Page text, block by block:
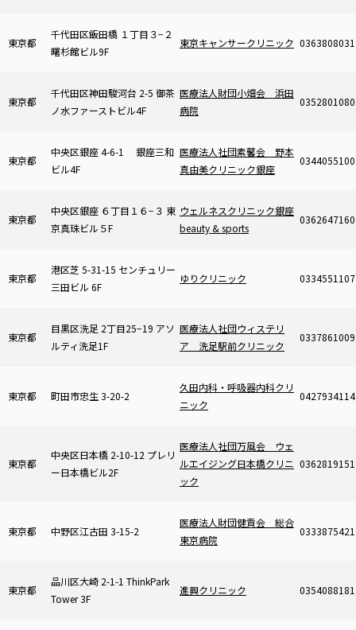
東京都
千代田区飯田橋 １丁目３−２
曙杉館ビル9F
東京キャンサークリニック 0363808031
東京都
千代田区神田駿河台 2-5 御茶
ノ水ファーストビル4F
医療法人財団小畑会 浜田
病院
0352801080
東京都
中央区銀座 4-6-1 銀座三和
ビル4F
医療法人社団素馨会 野本
真由美クリニック銀座
0344055100
東京都
中央区銀座 ６丁目１６−３ 東
京真珠ビル５F
ウェルネスクリニック銀座
beauty & sports
0362647160
東京都
港区芝 5-31-15 センチュリー
三田ビル 6F
ゆりクリニック 0334551107
東京都
目黒区洗足 2丁目25−19 アソ
ルティ洗足1F
医療法人社団ウィステリ
ア 洗足駅前クリニック
0337861009
東京都 町田市忠生 3-20-2
久田内科・呼吸器内科クリ
ニック
0427934114
東京都
中央区日本橋 2-10-12 プレリ
ー日本橋ビル2F
医療法人社団万風会 ウェ
ルエイジング日本橋クリニ
ック
0362819151
東京都 中野区江古田 3-15-2
医療法人財団健貢会 総合
東京病院
0333875421
東京都
品川区大崎 2-1-1 ThinkPark
Tower 3F
進興クリニック 0354088181